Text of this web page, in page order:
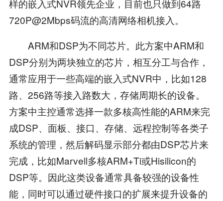
样的嵌入式NVR领先企业，目前也只做到64路
720P@2Mbps码流的高清网络相机接入。
ARM和DSP为不同芯片。此方案中ARM和
DSP分别为两块独立的芯片，相互分工与合作，
通常应用于一些高端的嵌入式NVR中，比如128
路、256路等接入路数大，存储周期长的设备。
方案中主控通常选择一款多核高性能的ARM来完
成DSP、面板、接口、存储、远程控制等各类子
系统的管理，然后解码显示部分都由DSP芯片来
完成，比如Marvell多核ARM+Ti或Hisilicon的
DSP等。因此这类设备通常具备较强的设备性
能，同时可以通过硬件接口的扩展来提升设备的